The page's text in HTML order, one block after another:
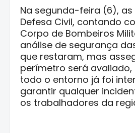
Na segunda-feira (6), as
Defesa Civil, contando
Corpo de Bombeiros
análise de segurança
que restaram, mas
perímetro será
todo o entorno já foi
garantir qualquer
os trabalhadores da